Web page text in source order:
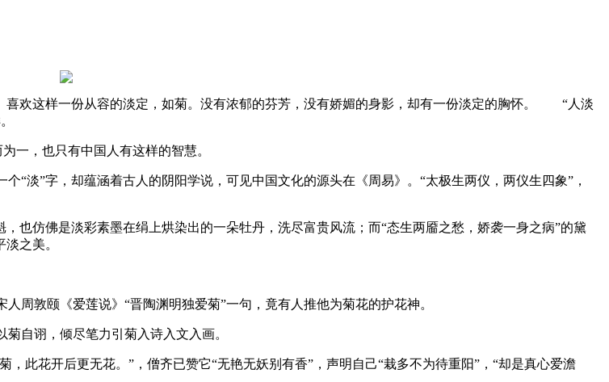
喜欢这样一份从容的淡定，如菊。没有浓郁的芬芳，没有娇媚的身影，却有一份淡定的胸怀。 “人淡
一，也只有中国人有这样的智慧。
“淡”字，却蕴涵着古人的阴阳学说，可见中国文化的源头在《周易》。“太极生两仪，两仪生四象”，
也仿佛是淡彩素墨在绢上烘染出的一朵牡丹，洗尽富贵风流；而“态生两靥之愁，娇袭一身之病”的黛
之美。
周敦颐《爱莲说》“晋陶渊明独爱菊”一句，竟有人推他为菊花的护花神。
自诩，倾尽笔力引菊入诗入文入画。
此花开后更无花。”，僧齐已赞它“无艳无妖别有香”，声明自己“栽多不为待重阳”，“却是真心爱澹